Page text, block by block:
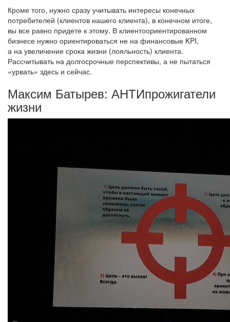
Кроме того, нужно сразу учитывать интересы конечных
потребителей (клиентов нашего клиента), в конечном итоге,
вы все равно придете к этому. В клиентоориентированном
бизнесе нужно ориентироваться не на финансовые KPI,
а на увеличение срока жизни (лояльность) клиента.
Рассчитывать на долгосрочные перспективы, а не пытаться
«урвать» здесь и сейчас.
Максим Батырев: АНТИпрожигатели
жизни